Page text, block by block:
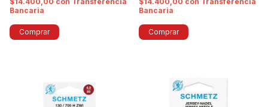
Bancaria
Comprar
Bancaria
Comprar